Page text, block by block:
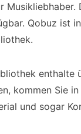
Qobuz ist
enthalte
kommen Sie
und sogar